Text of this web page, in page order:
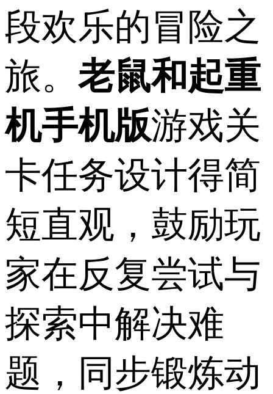
段欢乐的冒险之
旅。 老鼠和起重
机手机版游戏关
卡任务设计得简
短直观，鼓励玩
家在反复尝试与
探索中解决难
题，同步锻炼动